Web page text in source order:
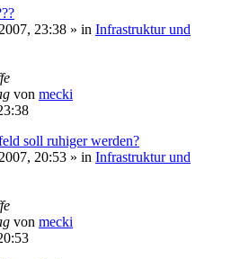
23:38 » in Infrastruktur und
von mecki
soll ruhiger werden?
20:53 » in Infrastruktur und
von mecki